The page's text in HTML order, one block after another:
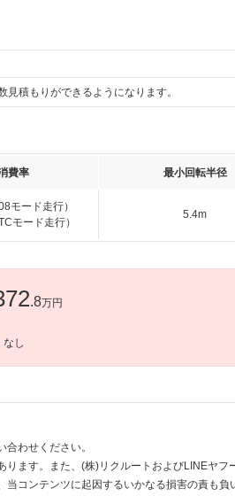
積もりができるようになります。
費率 最小回転半径
モード走行）
モード走行）
5.4m
.8万円
なし
わせください。
ます。また、(株)リクルートおよびLINEヤフ
コンテンツに起因するいかなる損害の責も負